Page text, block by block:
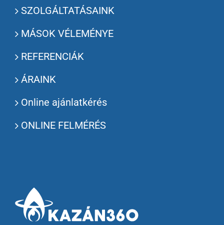
SZOLGÁLTATÁSAINK
MÁSOK VÉLEMÉNYE
REFERENCIÁK
ÁRAINK
Online ajánlatkérés
ONLINE FELMÉRÉS